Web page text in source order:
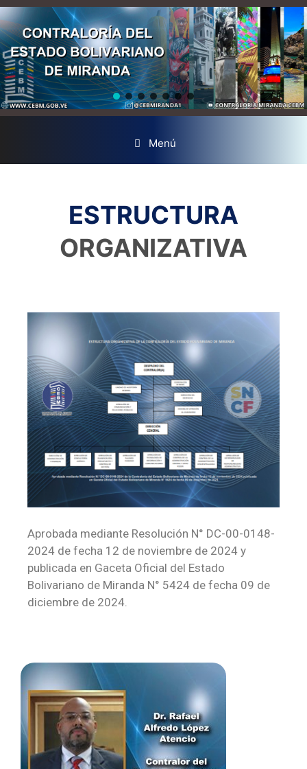
Menú
ESTRUCTURA
ORGANIZATIVA
Aprobada mediante Resolución N° DC-00-0148-
2024 de fecha 12 de noviembre de 2024 y
publicada en Gaceta Oficial del Estado
Bolivariano de Miranda N° 5424 de fecha 09 de
diciembre de 2024.